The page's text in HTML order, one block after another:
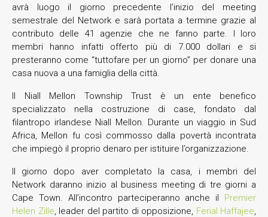
avrà luogo il giorno precedente l’inizio del meeting
semestrale del Network e sarà portata a termine grazie al
contributo delle 41 agenzie che ne fanno parte. I loro
membri hanno infatti offerto più di 7.000 dollari e si
presteranno come “tuttofare per un giorno” per donare una
casa nuova a una famiglia della città.
Il Niall Mellon Township Trust è un ente benefico
specializzato nella costruzione di case, fondato dal
filantropo irlandese Niall Mellon. Durante un viaggio in Sud
Africa, Mellon fu così commosso dalla povertà incontrata
che impiegò il proprio denaro per istituire l’organizzazione.
Il giorno dopo aver completato la casa, i membri del
Network daranno inizio al business meeting di tre giorni a
Cape Town. All’incontro parteciperanno anche il Premier
Helen Zille, leader del partito di opposizione, Ferial Haffajee,